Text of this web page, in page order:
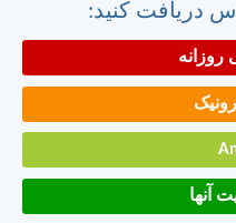
دریافت کنید:
روزانه
آنها